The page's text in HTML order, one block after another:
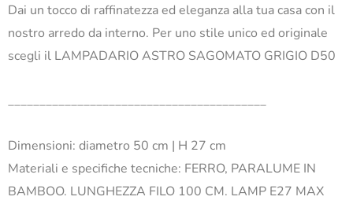
Dai un tocco di raffinatezza ed eleganza alla tua casa con il
nostro arredo da interno. Per uno stile unico ed originale
scegli il LAMPADARIO ASTRO SAGOMATO GRIGIO D50
_________________________________________
Dimensioni: diametro 50 cm | H 27 cm
Materiali e specifiche tecniche: FERRO, PARALUME IN
BAMBOO. LUNGHEZZA FILO 100 CM. LAMP E27 MAX